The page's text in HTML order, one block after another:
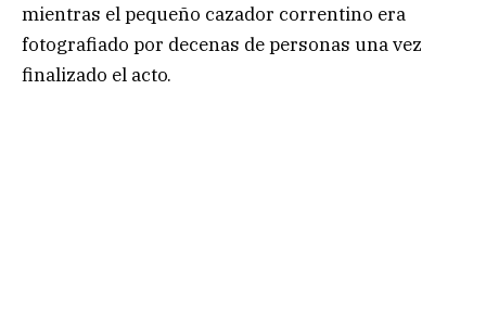
mientras el pequeño cazador correntino era
fotografiado por decenas de personas una vez
finalizado el acto.